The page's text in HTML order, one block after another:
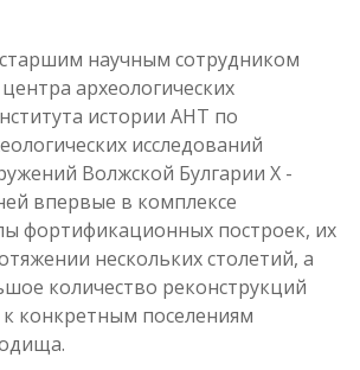
научным сотрудником
археологических
истории АНТ по
исследований
Волжской Булгарии X -
впервые в комплексе
фортификационных построек, их
нескольких столетий, а
количество реконструкций
конкретным поселениям